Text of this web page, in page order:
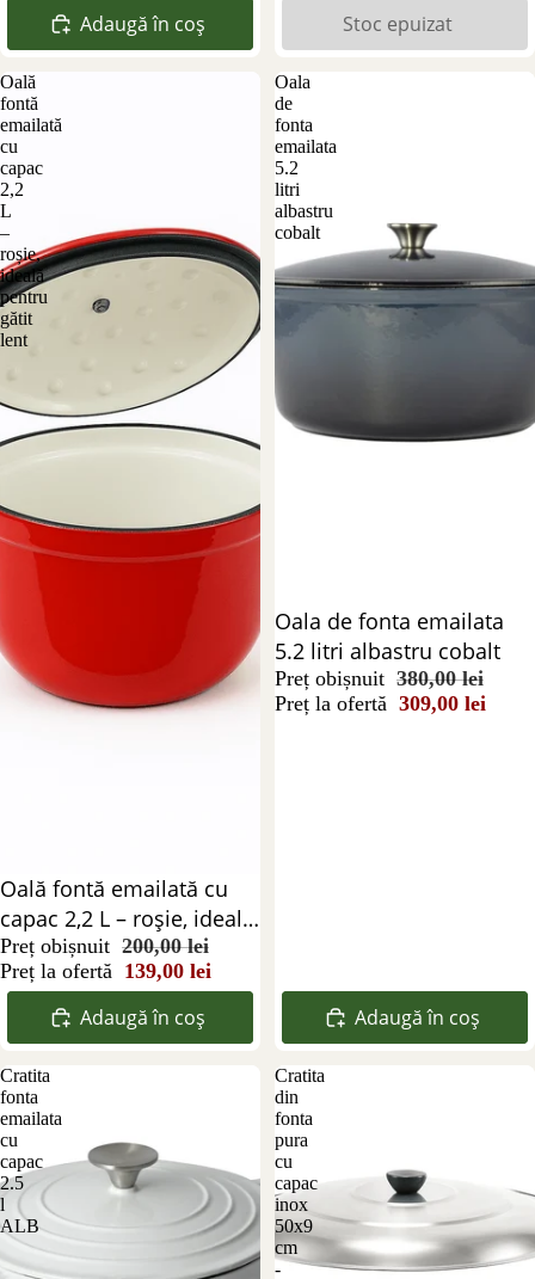
Adaugă în coș Stoc epuizat
Oală
fontă
emailată
cu
capac
2,2
L
–
roșie,
ideală
pentru
gătit
lent
Reducere 31%
Oală fontă emailată cu
capac 2,2 L – roșie, ideală
pentru gătit lent
Preț obișnuit 200,00 lei
Preț la ofertă 139,00 lei
Adaugă în coș
Oala
de
fonta
emailata
5.2
litri
albastru
cobalt
Reducere 19%
Oala de fonta emailata
5.2 litri albastru cobalt
Preț obișnuit 380,00 lei
Preț la ofertă 309,00 lei
Adaugă în coș
Cratita
fonta
emailata
cu
capac
2.5
l
ALB
Cratita
din
fonta
pura
cu
capac
inox
50x9
cm
-